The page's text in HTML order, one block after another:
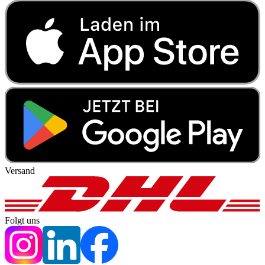
Versand
Folgt uns